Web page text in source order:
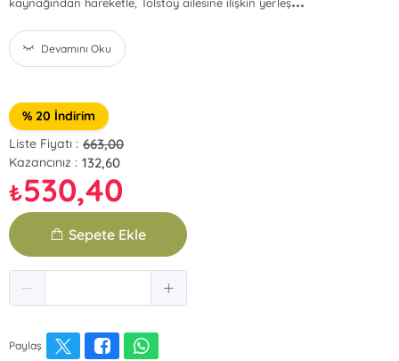
Devamını Oku
% 20 İndirim
Liste Fiyatı : 663,00
Kazancınız : 132,60
₺530,40
Sepete Ekle
Paylaş